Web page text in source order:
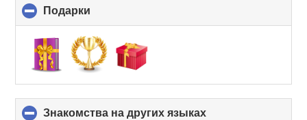
Подарки
to
collapse
contents
Знакомства на других языках